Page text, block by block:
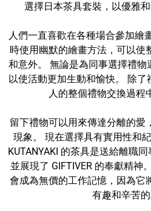
選擇日本茶具套裝，以優雅
人們一直喜歡在各種場合參加繪
時使用幽默的繪畫方法，可以使
和意外。 無論是為同事選擇禮
以使活動更加生動和愉快。 除
人的整個禮物交換過程
留下禮物可以用來傳達分離的愛
現象。 現在選擇具有實用性和
KUTANYAKI 的茶具是送給離職
並展現了 GIFTIVER 的奉獻精神
會成為無價的工作記憶，因為它
有趣和辛苦的